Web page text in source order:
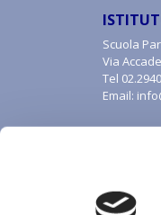
Scuola
Via
Tel
Email: